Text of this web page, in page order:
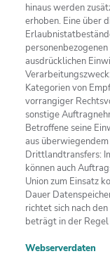
hinaus werden
erhoben. Eine über
ausdrücklichen
Kategorien von
vorrangiger
sonstige
Betroffene seine
aus
Drittlandtransfers:
können auch
Union zum Einsatz
Dauer
richtet sich nach
beträgt in der Regel
Webserverdaten